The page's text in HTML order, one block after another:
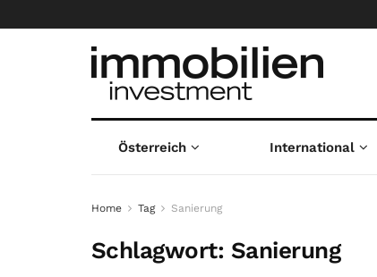
Österreich International
Home Tag Sanierung
Schlagwort: Sanierung